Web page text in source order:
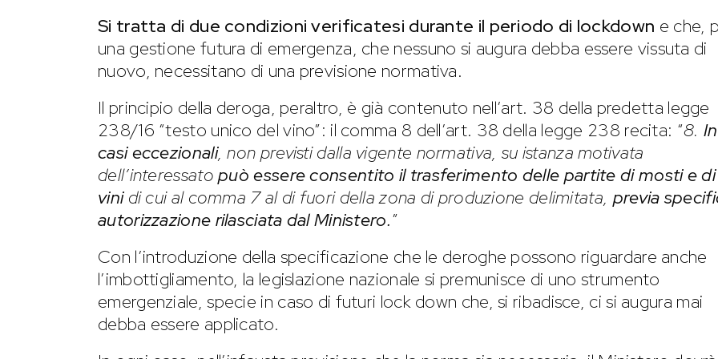
Si tratta di due condizioni verificatesi durante il periodo di lockdown e che,
una gestione futura di emergenza, che nessuno si augura debba essere vissuta di
nuovo, necessitano di una previsione normativa.
Il principio della deroga, peraltro, è già contenuto nell’art. 38 della predetta legge
238/16 “testo unico del vino”: il comma 8 dell’art. 38 della legge 238 recita: “8. In
casi eccezionali, non previsti dalla vigente normativa, su istanza motivata
dell’interessatopuò essere consentito il trasferimento delle partite di mosti e di
vini di cui al comma 7 al di fuori della zona di produzione delimitata, previa
autorizzazione rilasciata dal Ministero.”
Con l’introduzione della specificazione che le deroghe possono riguardare anche
l’imbottigliamento, la legislazione nazionale si premunisce di uno strumento
emergenziale, specie in caso di futuri lock down che, si ribadisce, ci si augura mai
debba essere applicato.